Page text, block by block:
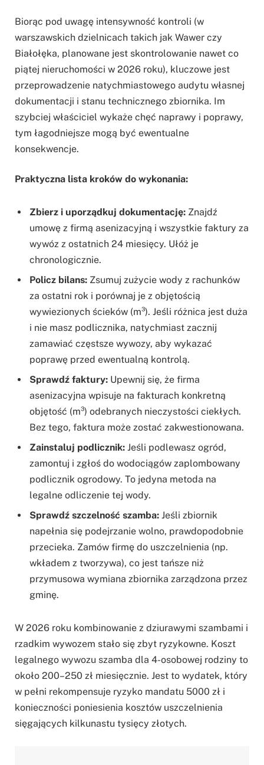
Biorąc pod uwagę intensywność kontroli (w
warszawskich dzielnicach takich jak Wawer czy
Białołęka, planowane jest skontrolowanie nawet co
piątej nieruchomości w 2026 roku), kluczowe jest
przeprowadzenie natychmiastowego audytu własnej
dokumentacji i stanu technicznego zbiornika. Im
szybciej właściciel wykaże chęć naprawy i poprawy,
tym łagodniejsze mogą być ewentualne
konsekwencje.
Praktyczna lista kroków do wykonania:
Zbierz i uporządkuj dokumentację: Znajdź
umowę z firmą asenizacyjną i wszystkie faktury za
wywóz z ostatnich 24 miesięcy. Ułóż je
chronologicznie.
Policz bilans: Zsumuj zużycie wody z rachunków
za ostatni rok i porównaj je z objętością
wywiezionych ścieków (m³). Jeśli różnica jest duża
i nie masz podlicznika, natychmiast zacznij
zamawiać częstsze wywozy, aby wykazać
poprawę przed ewentualną kontrolą.
Sprawdź faktury: Upewnij się, że firma
asenizacyjna wpisuje na fakturach konkretną
objętość (m³) odebranych nieczystości ciekłych.
Bez tego, faktura może zostać zakwestionowana.
Zainstaluj podlicznik: Jeśli podlewasz ogród,
zamontuj i zgłoś do wodociągów zaplombowany
podlicznik ogrodowy. To jedyna metoda na
legalne odliczenie tej wody.
Sprawdź szczelność szamba: Jeśli zbiornik
napełnia się podejrzanie wolno, prawdopodobnie
przecieka. Zamów firmę do uszczelnienia (np.
wkładem z tworzywa), co jest tańsze niż
przymusowa wymiana zbiornika zarządzona przez
gminę.
W 2026 roku kombinowanie z dziurawymi szambami i
rzadkim wywozem stało się zbyt ryzykowne. Koszt
legalnego wywozu szamba dla 4-osobowej rodziny to
około 200–250 zł miesięcznie. Jest to wydatek, który
w pełni rekompensuje ryzyko mandatu 5000 zł i
konieczności poniesienia kosztów uszczelnienia
sięgających kilkunastu tysięcy złotych.